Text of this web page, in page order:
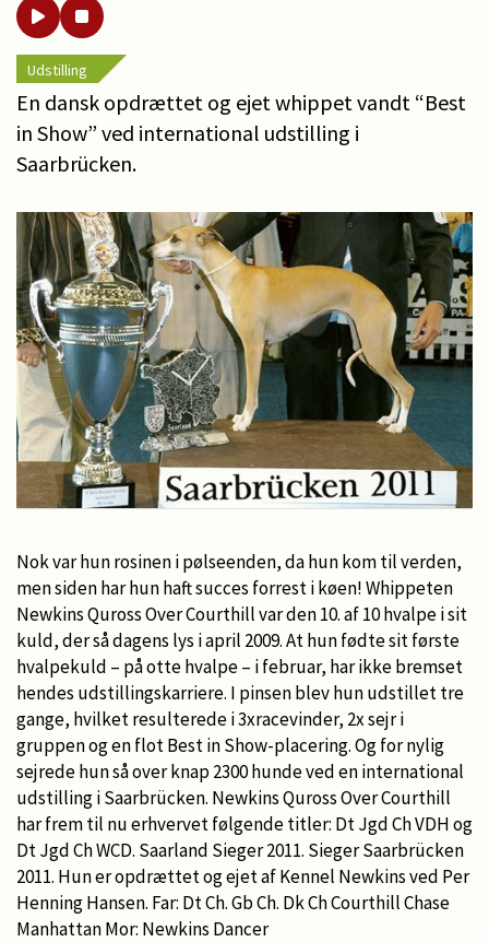
Udstilling
En dansk opdrættet og ejet whippet vandt “Best
in Show” ved international udstilling i
Saarbrücken.
Nok var hun rosinen i pølseenden, da hun kom til verden,
men siden har hun haft succes forrest i køen! Whippeten
Newkins Quross Over Courthill var den 10. af 10 hvalpe i sit
kuld, der så dagens lys i april 2009. At hun fødte sit første
hvalpekuld – på otte hvalpe – i februar, har ikke bremset
hendes udstillingskarriere. I pinsen blev hun udstillet tre
gange, hvilket resulterede i 3xracevinder, 2x sejr i
gruppen og en flot Best in Show-placering. Og for nylig
sejrede hun så over knap 2300 hunde ved en international
udstilling i Saarbrücken. Newkins Quross Over Courthill
har frem til nu erhvervet følgende titler: Dt Jgd Ch VDH og
Dt Jgd Ch WCD. Saarland Sieger 2011. Sieger Saarbrücken
2011. Hun er opdrættet og ejet af Kennel Newkins ved Per
Henning Hansen. Far: Dt Ch. Gb Ch. Dk Ch Courthill Chase
Manhattan Mor: Newkins Dancer